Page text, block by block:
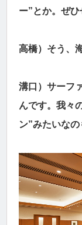
ー”とか。ぜひ
高橋）そう、
溝口）サーフ
んです。我々
ン”みたいな